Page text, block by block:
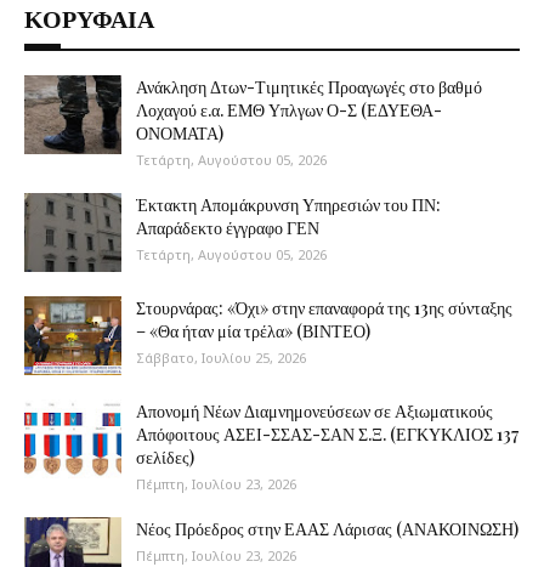
ΚΟΡΥΦΑΙΑ
Ανάκληση Δτων-Τιμητικές Προαγωγές στο βαθμό
Λοχαγού ε.α. ΕΜΘ Υπλγων Ο-Σ (ΕΔΥΕΘΑ-
ΟΝΟΜΑΤΑ)
Τετάρτη, Αυγούστου 05, 2026
Έκτακτη Απομάκρυνση Υπηρεσιών του ΠΝ:
Απαράδεκτο έγγραφο ΓΕΝ
Τετάρτη, Αυγούστου 05, 2026
Στουρνάρας: «Όχι» στην επαναφορά της 13ης σύνταξης
– «Θα ήταν μία τρέλα» (ΒΙΝΤΕΟ)
Σάββατο, Ιουλίου 25, 2026
Απονομή Νέων Διαμνημονεύσεων σε Αξιωματικούς
Απόφοιτους ΑΣΕΙ-ΣΣΑΣ-ΣΑΝ Σ.Ξ. (ΕΓΚΥΚΛΙΟΣ 137
σελίδες)
Πέμπτη, Ιουλίου 23, 2026
Νέος Πρόεδρος στην ΕΑΑΣ Λάρισας (ΑΝΑΚΟΙΝΩΣΗ)
Πέμπτη, Ιουλίου 23, 2026